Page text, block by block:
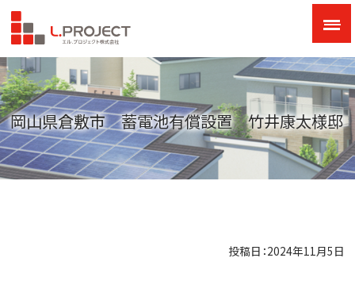
岡山県倉敷市 蓄電池有償設置 竹井康太様邸
投稿日：2024年11月5日